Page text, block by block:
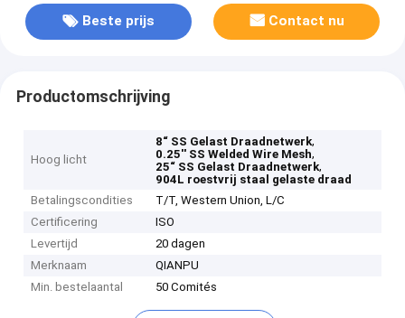
Beste prijs Contact nu
Productomschrijving
Hoog licht
8“ SS Gelast Draadnetwerk,
0.25'' SS Welded Wire Mesh,
25“ SS Gelast Draadnetwerk,
904L roestvrij staal gelaste draad
Betalingscondities
T/T, Western Union, L/C
Certificering
ISO
Levertijd
20 dagen
Merknaam
QIANPU
Min. bestelaantal
50 Comités